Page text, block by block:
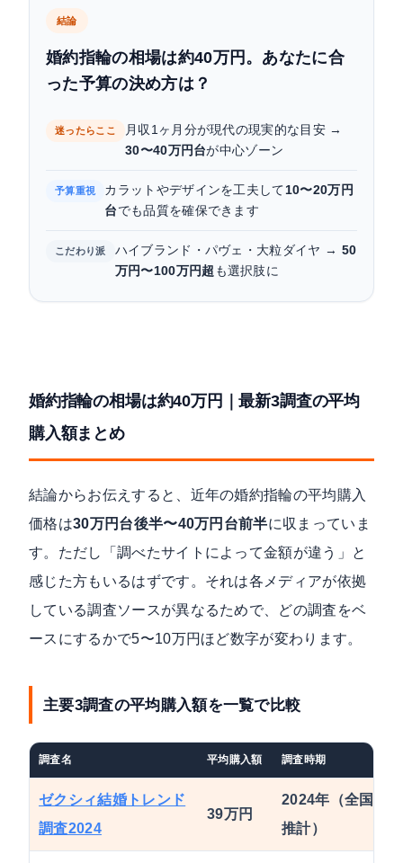
デザイン別の婚約指輪相場
相場より賢く抑える方法
まとめ：自分にとっての適正予算で納得感のある
結論
婚約指輪の相場は約40万円。あなたに合
った予算の決め方は？
迷ったらここ
月収1ヶ月分が現代の現実的な目安 →
30〜40万円台が中心ゾーン
予算重視 カラットやデザインを工夫して10〜20万円
台でも品質を確保できます
こだわり派 ハイブランド・パヴェ・大粒ダイヤ → 50
万円〜100万円超 も選択肢に
婚約指輪の相場は約40万円｜最新3調査の平均
購入額まとめ
結論からお伝えすると、近年の婚約指輪の平均購入
価格は30万円台後半〜40万円台前半に収まっていま
す。ただし「調べたサイトによって金額が違う」と
感じた方もいるはずです。それは各メディアが依拠
している調査ソースが異なるためで、どの調査をベ
ースにするかで5〜10万円ほど数字が変わります。
主要3調査の平均購入額を一覧で比較
調査名 平均購入額 調査時期
ゼクシィ結婚トレンド
調査2024
39万円
2024年（全国
推計）